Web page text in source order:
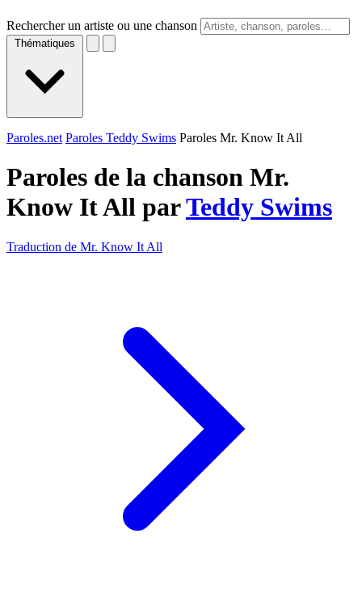
Rechercher un artiste ou une chanson
Thématiques
Paroles.net Paroles Teddy Swims Paroles Mr. Know It All
Paroles de la chanson Mr.
Know It All parTeddy Swims
Traduction de Mr. Know It All